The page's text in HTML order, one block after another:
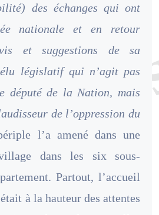
des échanges qui ont
nationale et en retour
et suggestions de sa
législatif qui n’agit pas
député de la Nation, mais
de l’oppression du
l’a amené dans une
dans les six sous-
Partout, l’accueil
à la hauteur des attentes